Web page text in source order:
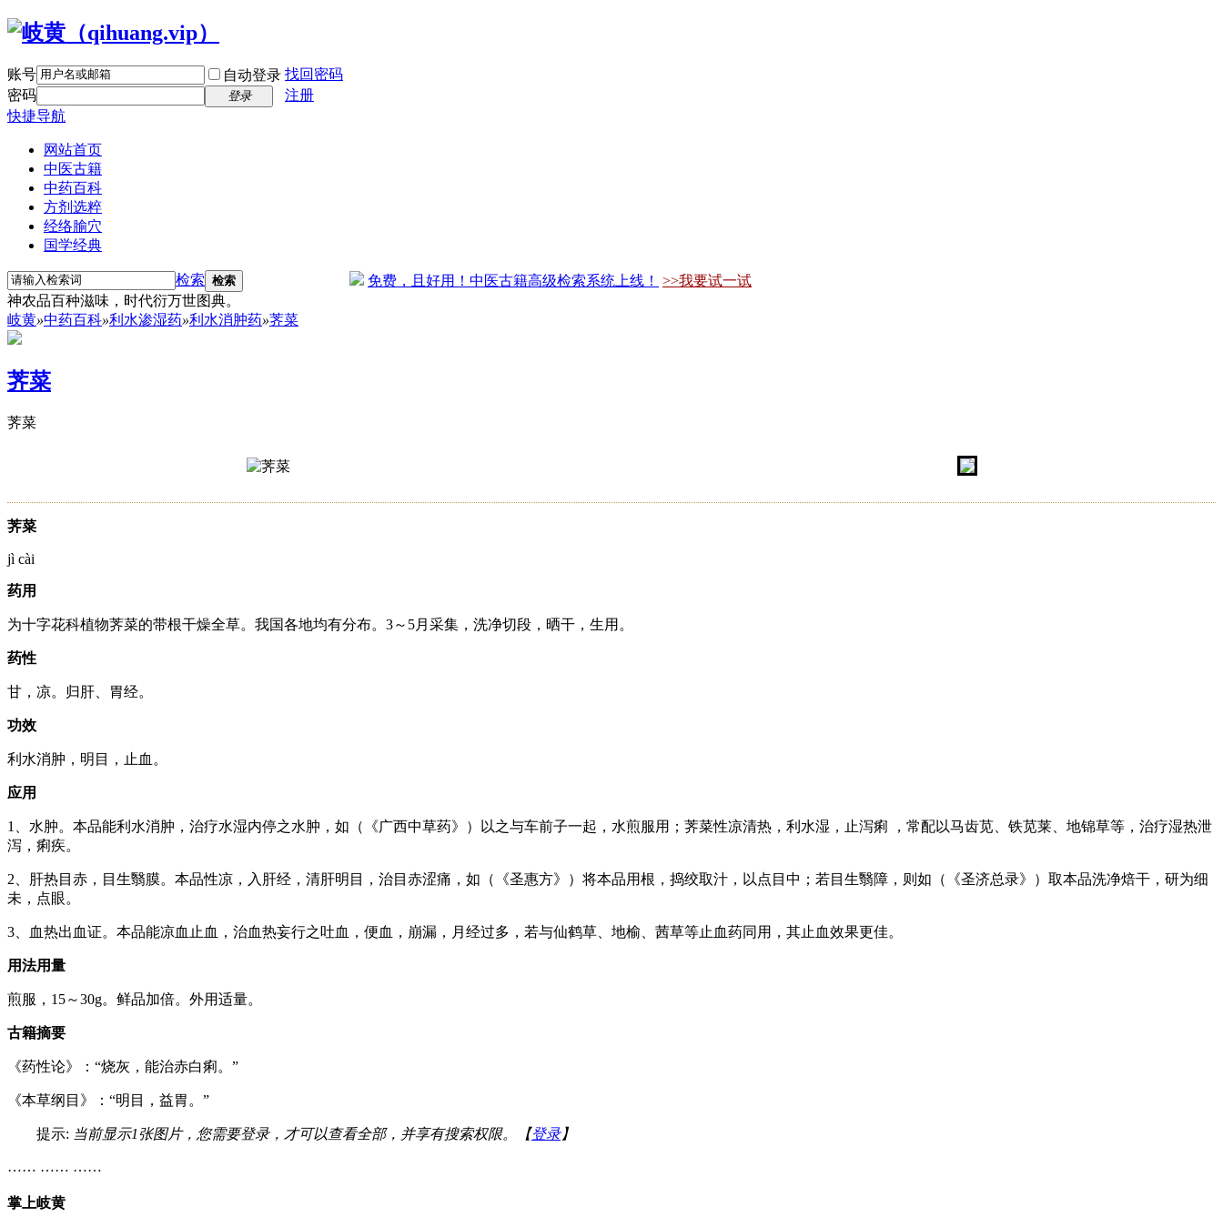
账号 自动登录 找回密码
密码
登录
注册
快捷导航
网站首页
中医古籍
中药百科
方剂选粹
经络腧穴
国学经典
检索 检索 免费，且好用！中医古籍高级检索系统上线！
>>我要试一试
神农品百种滋味，时代衍万世图典。
岐黄»中药百科»利水渗湿药»利水消肿药»荠菜
荠菜
荠菜
荠菜
jì cài
药用
为十字花科植物荠菜的带根干燥全草。我国各地均有分布。3～5月采集，洗净切段，晒干，生用。
药性
甘，凉。归肝、胃经。
功效
利水消肿，明目，止血。
应用
1、水肿。本品能利水消肿，治疗水湿内停之水肿，如（《广西中草药》）以之与车前子一起，水煎服用；荠菜性凉清热，利水湿，止泻痢 ，常配以马齿苋、铁苋莱、地锦草等，治疗湿热泄
泻，痢疾。
2、肝热目赤，目生翳膜。本品性凉，入肝经，清肝明目，治目赤涩痛，如（《圣惠方》）将本品用根，捣绞取汁，以点目中；若目生翳障，则如（《圣济总录》）取本品洗净焙干，研为细
未，点眼。
3、血热出血证。本品能凉血止血，治血热妄行之吐血，便血，崩漏，月经过多，若与仙鹤草、地榆、茜草等止血药同用，其止血效果更佳。
用法用量
煎服，15～30g。鲜品加倍。外用适量。
古籍摘要
《药性论》：“烧灰，能治赤白痢。”
《本草纲目》：“明目，益胃。”
提示: 当前显示1张图片，您需要登录，才可以查看全部，并享有搜索权限。【登录】
…… …… ……
掌上岐黄